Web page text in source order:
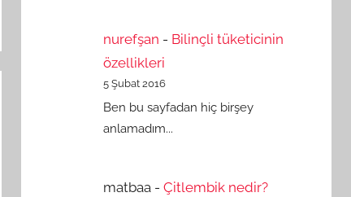
nurefşan - Bilinçli tüketicinin
özellikleri
5 Şubat 2016
Ben bu sayfadan hiç birşey
anlamadım...
matbaa- Çitlembik nedir?